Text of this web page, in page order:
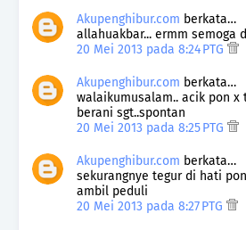
Akupenghibur.com berkata…
allahuakbar... ermm semoga
20 Mei 2013 pada 8:24 PTG
Akupenghibur.com berkata…
walaikumusalam.. acik pon x
berani sgt..spontan
20 Mei 2013 pada 8:25 PTG
Akupenghibur.com berkata…
sekurangnye tegur di hati
ambil peduli
20 Mei 2013 pada 8:27 PTG